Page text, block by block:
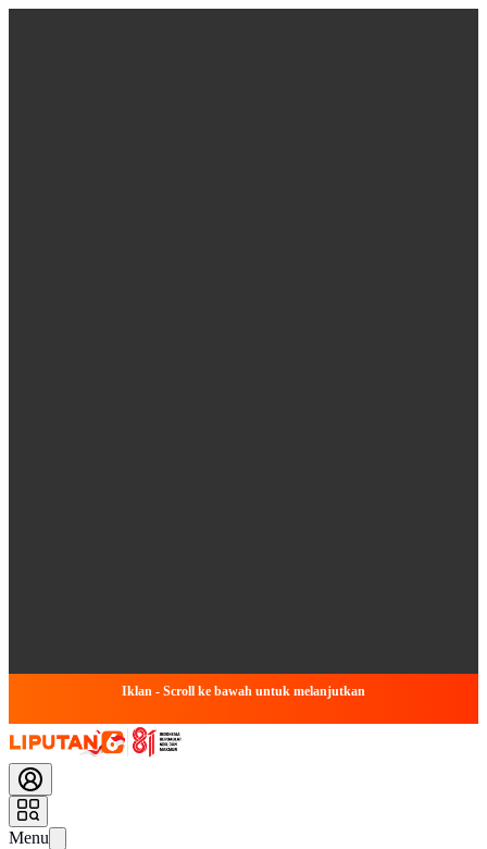
Iklan - Scroll ke bawah untuk melanjutkan
Menu